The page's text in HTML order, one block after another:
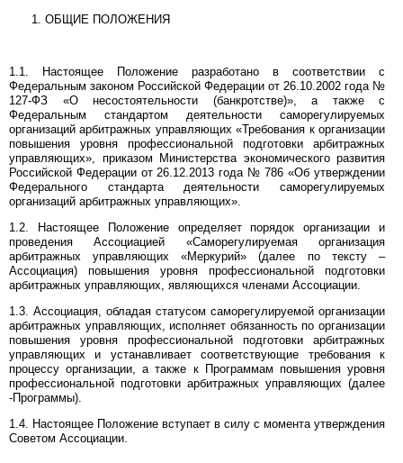
ОБЩИЕ ПОЛОЖЕНИЯ
1.1. Настоящее Положение разработано в соответствии с
Федеральным законом Россий­ской Федерации от 26.10.2002 года №
127-ФЗ «О несостоятельности (банкротстве)», а также с
Федеральным стандартом деятельности саморегулируемых
организаций арбитражных управляющих «Требования к организации
повышения уровня профессиональной под­готовки арбитражных
управляющих», приказом Министерства экономического развития
Российской Федерации от 26.12.2013 года № 786 «Об утверждении
Федерального стандарта деятельности саморегулируемых
организаций арбитражных управляющих».
1.2. Настоящее Положение определяет порядок организации и
проведения Ассоциацией «Саморегулируемая организация
арбитражных управляющих «Меркурий» (далее по тексту –
Ассоциация) повышения уровня профессиональной подготовки
арбитражных управляющих, являющихся членами Ассоциации.
1.3. Ассоциация, обладая статусом саморегулируемой организации
арбитражных управляющих, исполняет обязанность по организации
повышения уровня профессиональной подготовки арбитражных
управляющих и устанавливает соответствующие требования к
процессу организации, а также к Программам повышения уровня
профессиональной подготовки арбитражных управляющих (далее
-Программы).
1.4. Настоящее Положение вступает в силу с момента утверждения
Советом Ассоциации.